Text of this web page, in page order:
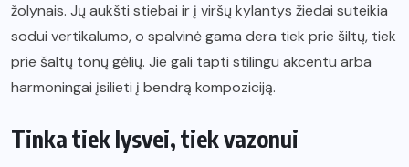
žolynais. Jų aukšti stiebai ir į viršų kylantys žiedai suteikia
sodui vertikalumo, o spalvinė gama dera tiek prie šiltų, tiek
prie šaltų tonų gėlių. Jie gali tapti stilingu akcentu arba
harmoningai įsilieti į bendrą kompoziciją.
Tinka tiek lysvei, tiek vazonui